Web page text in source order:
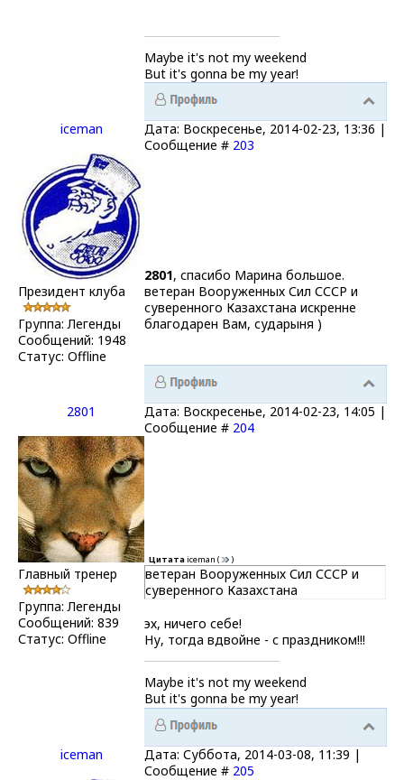
Maybe it's not my weekend
But it's gonna be my year!
iceman
Дата: Воскресенье, 2014-02-23, 13:36 |
Сообщение # 203
Президент клуба
Группа: Легенды
Сообщений: 1948
Статус: Offline
2801, спасибо Марина большое.
ветеран Вооруженных Сил СССР и
суверенного Казахстана искренне
благодарен Вам, сударыня )
2801
Дата: Воскресенье, 2014-02-23, 14:05 |
Сообщение # 204
Главный тренер
Группа: Легенды
Сообщений: 839
Статус: Offline
Цитатаiceman ( )
ветеран Вооруженных Сил СССР и
суверенного Казахстана
эх, ничего себе!
Ну, тогда вдвойне - с праздником!!!
Maybe it's not my weekend
But it's gonna be my year!
iceman
Дата: Суббота, 2014-03-08, 11:39 |
Сообщение # 205